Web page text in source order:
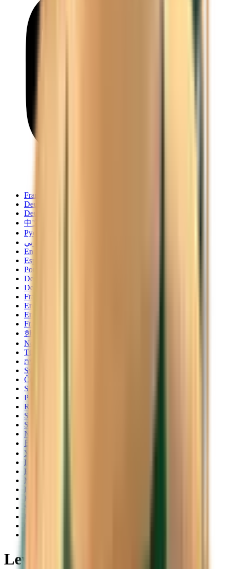
Français
Deutsch
Deutsch
中文
Русский
العربية/عربي
English
Español
Português
Deutsch
Deutsch
Français
English
English
Français
한국어
Norsk
Türkçe
עברית
Svenska
Čeština
Slovenčina
Polski
Română
Srpski
Suomi
Nederlands
日本語
Українська
Italiano
Български
Magyar
Dansk
Hrvatski
Slovenščina
Levné letenky z Kolína nad